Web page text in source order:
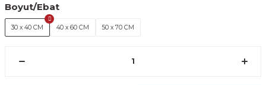
Boyut/Ebat
30 x 40 CM 40 x 60 CM 50 x 70 CM